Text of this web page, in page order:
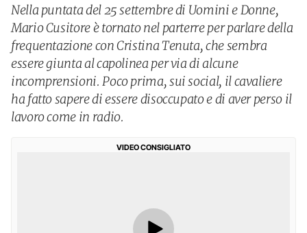
Nella puntata del 25 settembre di Uomini e Donne,
Mario Cusitore è tornato nel parterre per parlare della
frequentazione con Cristina Tenuta, che sembra
essere giunta al capolinea per via di alcune
incomprensioni. Poco prima, sui social, il cavaliere
ha fatto sapere di essere disoccupato e di aver perso il
lavoro come in radio.
VIDEO CONSIGLIATO